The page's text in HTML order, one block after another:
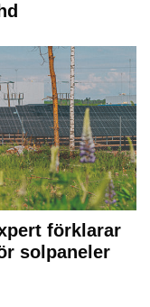
förklarar
solpaneler